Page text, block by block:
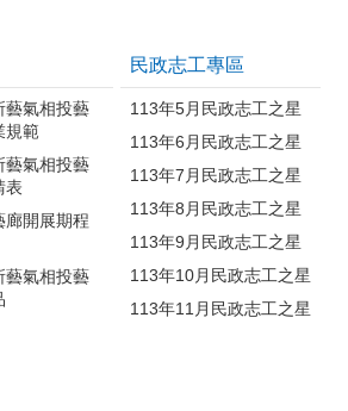
藝氣相投藝
規範
藝氣相投藝
表
廊開展期程
藝氣相投藝
民政志工專區
113年5月民政志工之星
113年6月民政志工之星
113年7月民政志工之星
113年8月民政志工之星
113年9月民政志工之星
113年10月民政志工之星
113年11月民政志工之星